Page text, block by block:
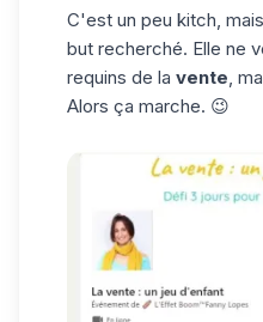
C'est un peu kitch,
but recherché. Elle ne
requins de la vente ,
Alors ça marche. 😉